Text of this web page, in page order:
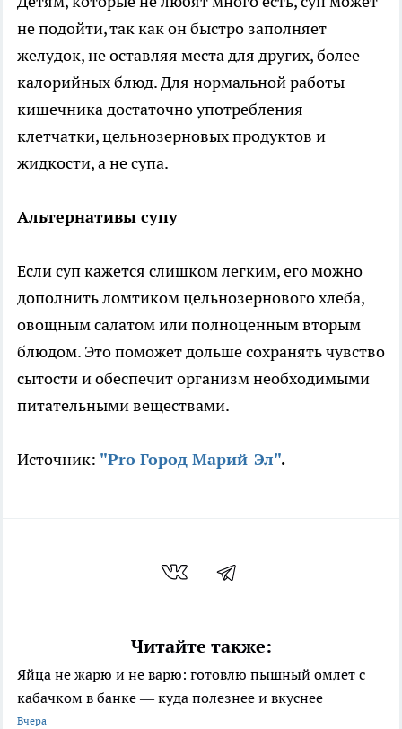
не подойти, так как он быстро заполняет
желудок, не оставляя места для других, более
калорийных блюд. Для нормальной работы
кишечника достаточно употребления
клетчатки, цельнозерновых продуктов и
жидкости, а не супа.
Альтернативы супу
Если суп кажется слишком легким, его можно
дополнить ломтиком цельнозернового хлеба,
овощным салатом или полноценным вторым
блюдом. Это поможет дольше сохранять чувство
сытости и обеспечит организм необходимыми
питательными веществами.
Источник: "Pro Город Марий-Эл".
Читайте также:
Яйца не жарю и не варю: готовлю пышный омлет с
кабачком в банке — куда полезнее и вкуснее
Вчера